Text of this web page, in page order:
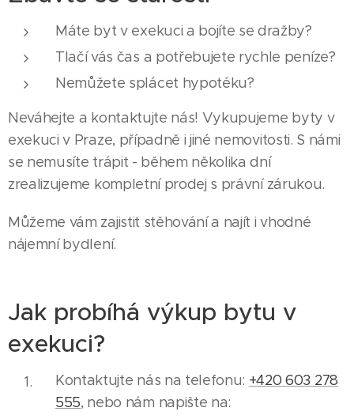
Máte byt v exekuci a bojíte se dražby?
Tlačí vás čas a potřebujete rychle peníze?
Nemůžete splácet hypotéku?
Neváhejte a kontaktujte nás! Vykupujeme byty v
exekuci v Praze, případně i jiné nemovitosti. S námi
se nemusíte trápit - během několika dní
zrealizujeme kompletní prodej s právní zárukou.
Můžeme vám zajistit stěhování a najít i vhodné
nájemní bydlení.
Jak probíhá výkup bytu v
exekuci?
Kontaktujte nás na telefonu: +420 603 278
555, nebo nám napište na: